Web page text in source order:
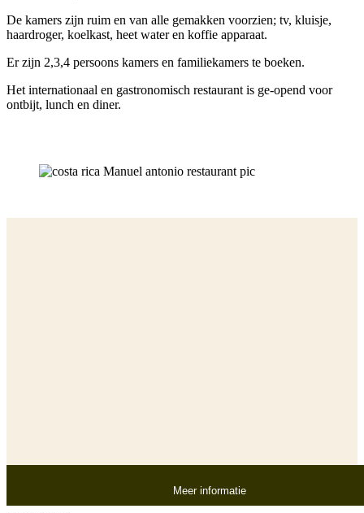
De kamers zijn ruim en van alle gemakken voorzien; tv, kluisje,
haardroger, koelkast, heet water en koffie apparaat.
Er zijn 2,3,4 persoons kamers en familiekamers te boeken.
Het internationaal en gastronomisch restaurant is ge-opend voor
ontbijt, lunch en diner.
Meer informatie